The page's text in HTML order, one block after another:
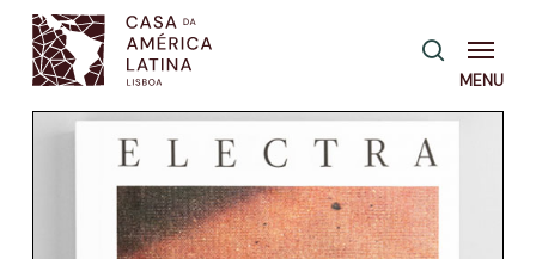
Skip
main
content
pesquisa
Menu